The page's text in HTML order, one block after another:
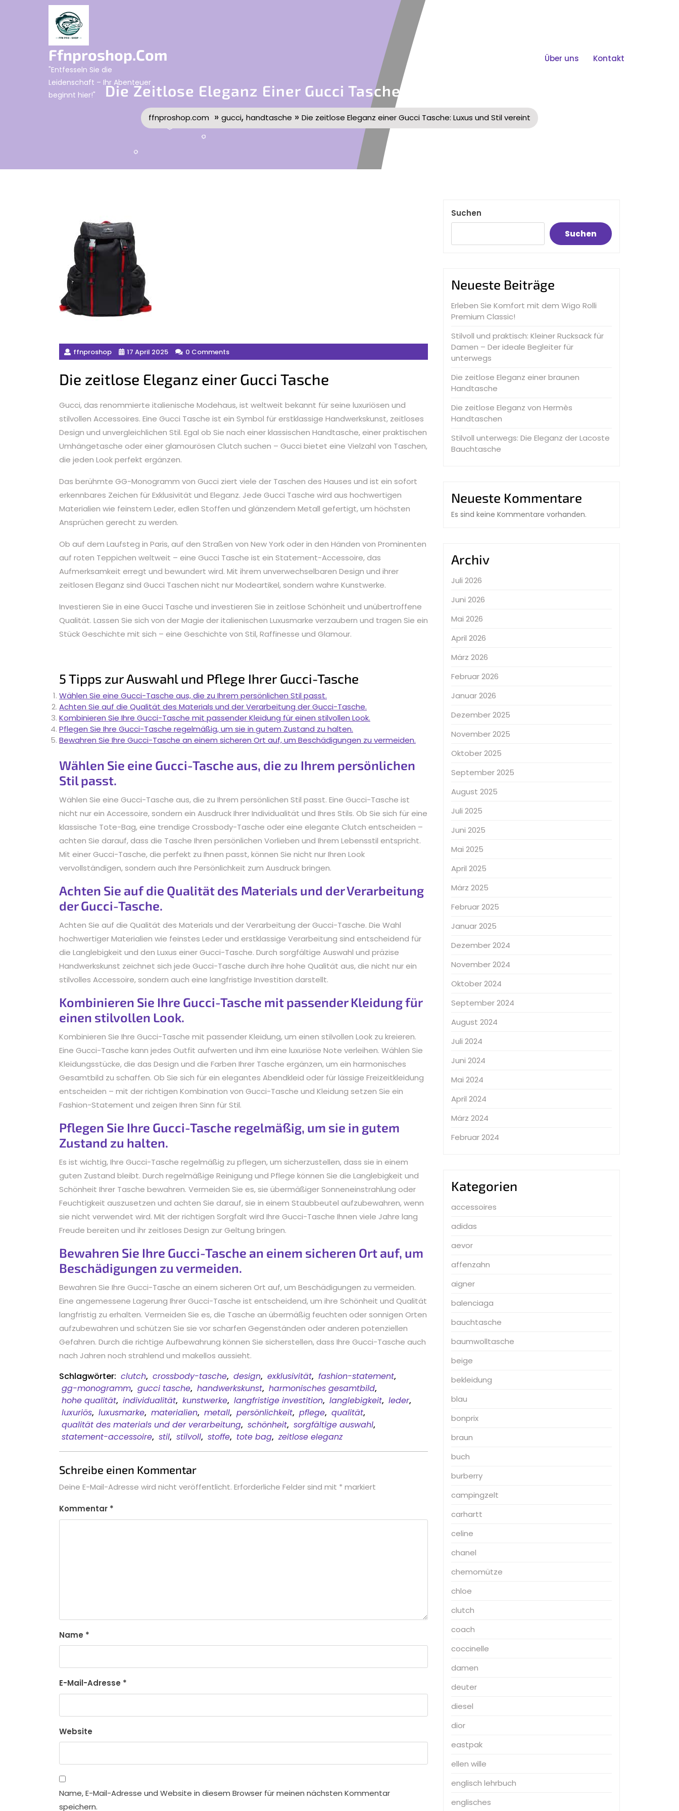
Ffnproshop.com
"Entfesseln Sie die
Leidenschaft – Ihr Abenteuer
beginnt hier!"
Über uns Kontakt
Die Zeitlose Eleganz Einer Gucci Tasche: Luxus Und Stil Vereint
ffnproshop.com » gucci, handtasche » Die zeitlose Eleganz einer Gucci Tasche: Luxus und Stil vereint
ffnproshop 17 April 2025 0 Comments
Die zeitlose Eleganz einer Gucci Tasche
Gucci, das renommierte italienische Modehaus, ist weltweit bekannt für seine luxuriösen und
stilvollen Accessoires. Eine Gucci Tasche ist ein Symbol für erstklassige Handwerkskunst, zeitloses
Design und unvergleichlichen Stil. Egal ob Sie nach einer klassischen Handtasche, einer praktischen
Umhängetasche oder einer glamourösen Clutch suchen – Gucci bietet eine Vielzahl von Taschen,
die jeden Look perfekt ergänzen.
Das berühmte GG-Monogramm von Gucci ziert viele der Taschen des Hauses und ist ein sofort
erkennbares Zeichen für Exklusivität und Eleganz. Jede Gucci Tasche wird aus hochwertigen
Materialien wie feinstem Leder, edlen Stoffen und glänzendem Metall gefertigt, um höchsten
Ansprüchen gerecht zu werden.
Ob auf dem Laufsteg in Paris, auf den Straßen von New York oder in den Händen von Prominenten
auf roten Teppichen weltweit – eine Gucci Tasche ist ein Statement-Accessoire, das
Aufmerksamkeit erregt und bewundert wird. Mit ihrem unverwechselbaren Design und ihrer
zeitlosen Eleganz sind Gucci Taschen nicht nur Modeartikel, sondern wahre Kunstwerke.
Investieren Sie in eine Gucci Tasche und investieren Sie in zeitlose Schönheit und unübertroffene
Qualität. Lassen Sie sich von der Magie der italienischen Luxusmarke verzaubern und tragen Sie ein
Stück Geschichte mit sich – eine Geschichte von Stil, Raffinesse und Glamour.
5 Tipps zur Auswahl und Pflege Ihrer Gucci-Tasche
Wählen Sie eine Gucci-Tasche aus, die zu Ihrem persönlichen Stil passt.
Achten Sie auf die Qualität des Materials und der Verarbeitung der Gucci-Tasche.
Kombinieren Sie Ihre Gucci-Tasche mit passender Kleidung für einen stilvollen Look.
Pflegen Sie Ihre Gucci-Tasche regelmäßig, um sie in gutem Zustand zu halten.
Bewahren Sie Ihre Gucci-Tasche an einem sicheren Ort auf, um Beschädigungen zu vermeiden.
Wählen Sie eine Gucci-Tasche aus, die zu Ihrem persönlichen
Stil passt.
Wählen Sie eine Gucci-Tasche aus, die zu Ihrem persönlichen Stil passt. Eine Gucci-Tasche ist
nicht nur ein Accessoire, sondern ein Ausdruck Ihrer Individualität und Ihres Stils. Ob Sie sich für eine
klassische Tote-Bag, eine trendige Crossbody-Tasche oder eine elegante Clutch entscheiden –
achten Sie darauf, dass die Tasche Ihren persönlichen Vorlieben und Ihrem Lebensstil entspricht.
Mit einer Gucci-Tasche, die perfekt zu Ihnen passt, können Sie nicht nur Ihren Look
vervollständigen, sondern auch Ihre Persönlichkeit zum Ausdruck bringen.
Achten Sie auf die Qualität des Materials und der Verarbeitung
der Gucci-Tasche.
Achten Sie auf die Qualität des Materials und der Verarbeitung der Gucci-Tasche. Die Wahl
hochwertiger Materialien wie feinstes Leder und erstklassige Verarbeitung sind entscheidend für
die Langlebigkeit und den Luxus einer Gucci-Tasche. Durch sorgfältige Auswahl und präzise
Handwerkskunst zeichnet sich jede Gucci-Tasche durch ihre hohe Qualität aus, die nicht nur ein
stilvolles Accessoire, sondern auch eine langfristige Investition darstellt.
Kombinieren Sie Ihre Gucci-Tasche mit passender Kleidung für
einen stilvollen Look.
Kombinieren Sie Ihre Gucci-Tasche mit passender Kleidung, um einen stilvollen Look zu kreieren.
Eine Gucci-Tasche kann jedes Outfit aufwerten und ihm eine luxuriöse Note verleihen. Wählen Sie
Kleidungsstücke, die das Design und die Farben Ihrer Tasche ergänzen, um ein harmonisches
Gesamtbild zu schaffen. Ob Sie sich für ein elegantes Abendkleid oder für lässige Freizeitkleidung
entscheiden – mit der richtigen Kombination von Gucci-Tasche und Kleidung setzen Sie ein
Fashion-Statement und zeigen Ihren Sinn für Stil.
Pflegen Sie Ihre Gucci-Tasche regelmäßig, um sie in gutem
Zustand zu halten.
Es ist wichtig, Ihre Gucci-Tasche regelmäßig zu pflegen, um sicherzustellen, dass sie in einem
guten Zustand bleibt. Durch regelmäßige Reinigung und Pflege können Sie die Langlebigkeit und
Schönheit Ihrer Tasche bewahren. Vermeiden Sie es, sie übermäßiger Sonneneinstrahlung oder
Feuchtigkeit auszusetzen und achten Sie darauf, sie in einem Staubbeutel aufzubewahren, wenn
sie nicht verwendet wird. Mit der richtigen Sorgfalt wird Ihre Gucci-Tasche Ihnen viele Jahre lang
Freude bereiten und ihr zeitloses Design zur Geltung bringen.
Bewahren Sie Ihre Gucci-Tasche an einem sicheren Ort auf, um
Beschädigungen zu vermeiden.
Bewahren Sie Ihre Gucci-Tasche an einem sicheren Ort auf, um Beschädigungen zu vermeiden.
Eine angemessene Lagerung Ihrer Gucci-Tasche ist entscheidend, um ihre Schönheit und Qualität
langfristig zu erhalten. Vermeiden Sie es, die Tasche an übermäßig feuchten oder sonnigen Orten
aufzubewahren und schützen Sie sie vor scharfen Gegenständen oder anderen potenziellen
Gefahren. Durch die richtige Aufbewahrung können Sie sicherstellen, dass Ihre Gucci-Tasche auch
nach Jahren noch strahlend und makellos aussieht.
Schlagwörter: clutch, crossbody-tasche, design, exklusivität, fashion-statement,
gg-monogramm, gucci tasche, handwerkskunst, harmonisches gesamtbild,
hohe qualität, individualität, kunstwerke, langfristige investition, langlebigkeit, leder,
luxuriös, luxusmarke, materialien, metall, persönlichkeit, pflege, qualität,
qualität des materials und der verarbeitung, schönheit, sorgfältige auswahl,
statement-accessoire, stil, stilvoll, stoffe, tote bag, zeitlose eleganz
Schreibe einen Kommentar
Deine E-Mail-Adresse wird nicht veröffentlicht. Erforderliche Felder sind mit * markiert
Kommentar *
Name *
E-Mail-Adresse *
Website
Name, E-Mail-Adresse und Website in diesem Browser für meinen nächsten Kommentar
speichern.
Suchen
Suchen
Neueste Beiträge
Erleben Sie Komfort mit dem Wigo Rolli
Premium Classic!
Stilvoll und praktisch: Kleiner Rucksack für
Damen – Der ideale Begleiter für
unterwegs
Die zeitlose Eleganz einer braunen
Handtasche
Die zeitlose Eleganz von Hermès
Handtaschen
Stilvoll unterwegs: Die Eleganz der Lacoste
Bauchtasche
Neueste Kommentare
Es sind keine Kommentare vorhanden.
Archiv
Juli 2026
Juni 2026
Mai 2026
April 2026
März 2026
Februar 2026
Januar 2026
Dezember 2025
November 2025
Oktober 2025
September 2025
August 2025
Juli 2025
Juni 2025
Mai 2025
April 2025
März 2025
Februar 2025
Januar 2025
Dezember 2024
November 2024
Oktober 2024
September 2024
August 2024
Juli 2024
Juni 2024
Mai 2024
April 2024
März 2024
Februar 2024
Kategorien
accessoires
adidas
aevor
affenzahn
aigner
balenciaga
bauchtasche
baumwolltasche
beige
bekleidung
blau
bonprix
braun
buch
burberry
campingzelt
carhartt
celine
chanel
chemomütze
chloe
clutch
coach
coccinelle
damen
deuter
diesel
dior
eastpak
ellen wille
englisch lehrbuch
englisches